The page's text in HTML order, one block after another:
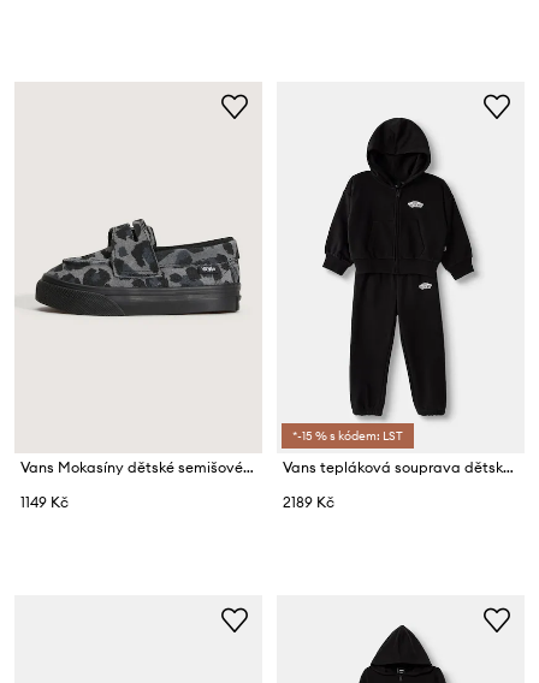
Vans Mokasíny dětské semišové Loafer 53 LEOPARD
1149 Kč
*-15 % s kódem: LST
Vans tepláková souprava dětská s bavlnou Double Standard FZ Set
2189 Kč